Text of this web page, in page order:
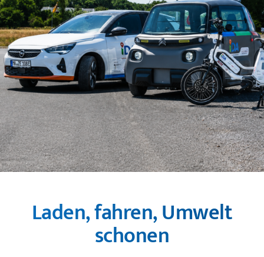
Laden, fahren, Umwelt
schonen
Wortabstand vergrößern
Wortabstand verkleinern
Zeilenabstand vergrößern
Zeilenabstand verkleinern
Graustufen
Großer Mauszeiger
Links unterstreichen